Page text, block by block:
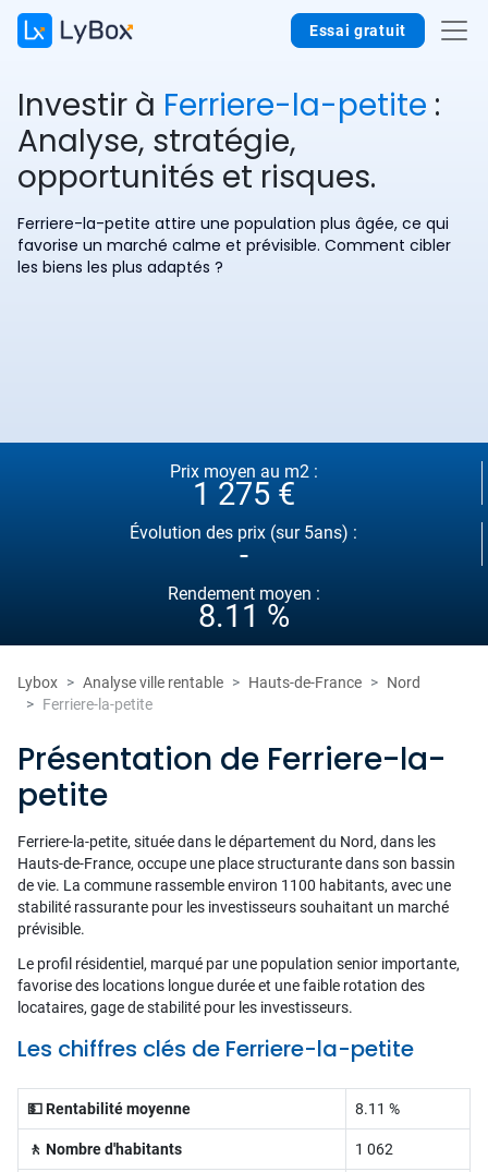
Essai gratuit
Investir à Ferriere-la-petite :
Analyse, stratégie,
opportunités et risques.
Ferriere-la-petite attire une population plus âgée, ce qui
favorise un marché calme et prévisible. Comment cibler
les biens les plus adaptés ?
Prix moyen au m2 :
1 275 €
Évolution des prix (sur 5ans) :
-
Rendement moyen :
8.11 %
Lybox Analyse ville rentable Hauts-de-France
Nord
Ferriere-la-petite
Présentation de Ferriere-la-
petite
Ferriere-la-petite, située dans le département du Nord, dans les
Hauts-de-France, occupe une place structurante dans son bassin
de vie. La commune rassemble environ 1100 habitants, avec une
stabilité rassurante pour les investisseurs souhaitant un marché
prévisible.
Le profil résidentiel, marqué par une population senior importante,
favorise des locations longue durée et une faible rotation des
locataires, gage de stabilité pour les investisseurs.
Les chiffres clés de Ferriere-la-petite
💵 Rentabilité moyenne 8.11 %
🚶 Nombre d'habitants 1 062